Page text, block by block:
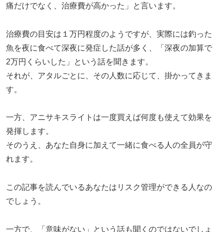
痛だけでなく、治療費が高かった」と言います。
治療費の目安は１万円程度のようですが、実際には釣った
魚を夜に食べて深夜に発症した話が多く、「深夜の加算で
2万円くらいした」という話を聞きます。
それが、アタルごとに、その人数に応じて、掛かってきま
す。
一方、アニサキスライトは一度買えば何度も使えて効果を
発揮します。
そのうえ、あなた自身に加えて一緒に食べる人の全員が守
れます。
この記事を読んでいるあなたはリスク管理ができる人なの
でしょう。
一方で、「意味がない」という話も聞くのではないでしょ